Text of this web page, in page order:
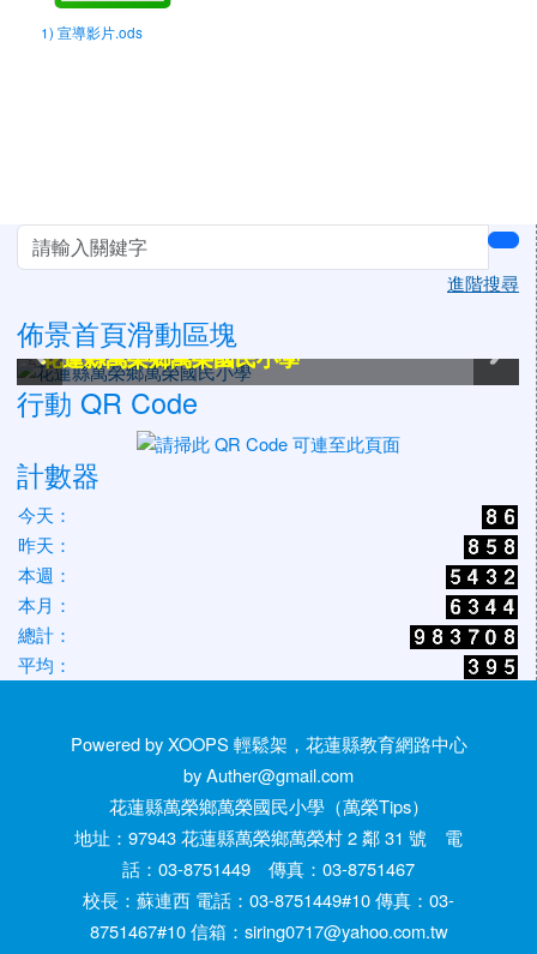
1) 宣導影片.ods
左邊區域內容
進階搜尋
佈景首頁滑動區塊
花蓮縣萬榮鄉萬榮國民小學
花蓮縣萬榮鄉萬榮國民小學
花蓮縣萬榮鄉萬榮國民小學
花蓮縣萬榮鄉萬榮國民小學
花蓮縣萬榮鄉萬榮國民小學
花蓮縣萬榮鄉萬榮國民小學
行動 QR Code
計數器
今天：
昨天：
本週：
本月：
總計：
平均：
Powered by XOOPS 輕鬆架，花蓮縣教育網路中心
by Auther@gmail.com
花蓮縣萬榮鄉萬榮國民小學（萬榮Tips）
地址：97943 花蓮縣萬榮鄉萬榮村 2 鄰 31 號 電
話：03-8751449 傳真：03-8751467
校長：蘇連西 電話：03-8751449#10 傳真：03-
8751467#10 信箱：siring0717@yahoo.com.tw